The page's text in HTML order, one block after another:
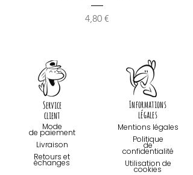
Prix
4,80 €
Service
client
Mode
de paiement
Livraison
Retours et
échanges
Informations
légales
Mentions légales
Politique
de
confidentialité
Utilisation de
cookies